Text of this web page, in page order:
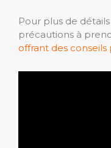
Pour plus de
précautions à
offrant des